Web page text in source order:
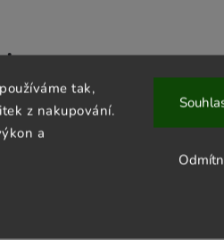
tak,
z nakupování.
a